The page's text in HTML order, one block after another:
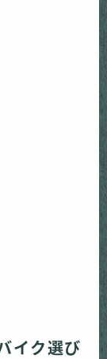
イク選び